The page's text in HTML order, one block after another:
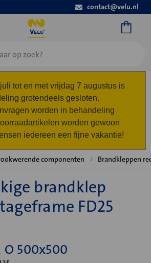
contact@velu.nl
tot en met vrijdag 7 augustus is
grotendeels gesloten.
worden in behandeling
worden gewoon
iedereen een fijne vakantie!
componenten Brandkleppen
brandklep
FD25
O 500x500